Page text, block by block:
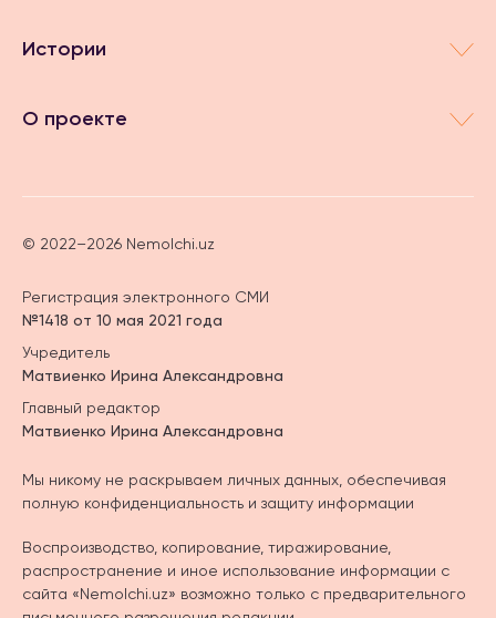
Истории
О проекте
© 2022–2026 Nemolchi.uz
Регистрация электронного СМИ
№1418 от 10 мая 2021 года
Учредитель
Матвиенко Ирина Александровна
Главный редактор
Матвиенко Ирина Александровна
Мы никому не раскрываем личных данных, обеспечивая
полную конфиденциальность и защиту информации
Воспроизводство, копирование, тиражирование,
распространение и иное использование информации с
сайта «Nemolchi.uz» возможно только с предварительного